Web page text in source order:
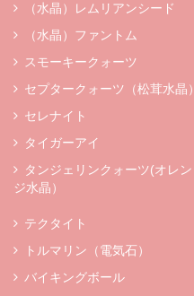
（水晶）レムリアンシード
（水晶）ファントム
スモーキークォーツ
セプタークォーツ（松茸水晶）
セレナイト
タイガーアイ
タンジェリンクォーツ(オレン
ジ水晶）
テクタイト
トルマリン（電気石）
バイキングボール